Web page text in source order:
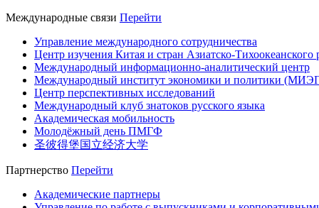
Международные связи Перейти
Управление международного сотрудничества
Центр изучения Китая и стран Азиатско-Тихоокеанского
Международный информационно-аналитический центр
Международный институт экономики и политики
Центр перспективных исследований
Международный клуб знатоков русского языка
Академическая мобильность
Молодёжный день ПМГФ
圣彼得堡国立经济大学
Партнерство Перейти
Академические партнеры